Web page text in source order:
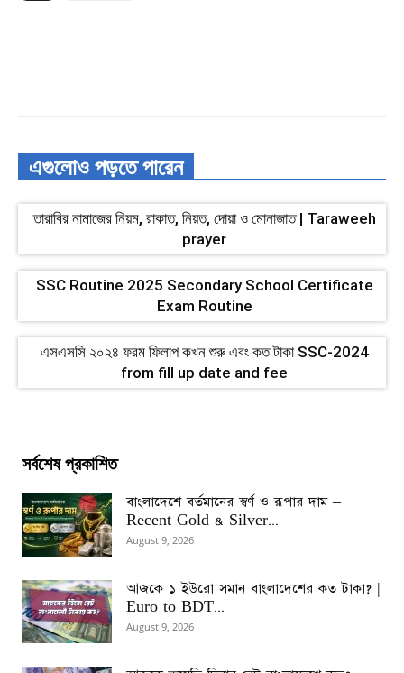
এগুলোও পড়তে পারেন
তারাবির নামাজের নিয়ম, রাকাত, নিয়ত, দোয়া ও মোনাজাত | Taraweeh
prayer
SSC Routine 2025 Secondary School Certificate
Exam Routine
এসএসসি ২০২৪ ফরম ফিলাপ কখন শুরু এবং কত টাকা SSC-2024
from fill up date ‍and fee
সর্বশেষ প্রকাশিত
বাংলাদেশে বর্তমানের স্বর্ণ ও রূপার দাম –
Recent Gold & Silver...
August 9, 2026
আজকে ১ ইউরো সমান বাংলাদেশের কত টাকা? |
Euro to BDT...
August 9, 2026